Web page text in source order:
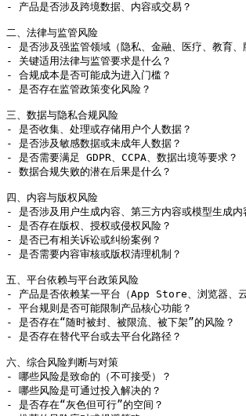
- 产品是否涉及跨境数据、内容或交易？
二、法律与监管风险
- 是否涉及强监管领域（隐私、金融、医疗、教育、
- 关键适用法律与监管要求是什么？
- 合规成本是否可能成为进入门槛？
- 是否存在监管政策变化风险？
三、数据与隐私合规风险
- 是否收集、处理或存储用户个人数据？
- 是否涉及敏感数据或未成年人数据？
- 是否需要满足 GDPR、CCPA、数据出境等要求？
- 数据合规失败的潜在后果是什么？
四、内容与版权风险
- 是否涉及用户生成内容、第三方内容或模型生成内
- 是否存在版权、授权或侵权风险？
- 是否已有相关诉讼或纠纷案例？
- 是否需要内容审核或版权清理机制？
五、平台依赖与平台政策风险
- 产品是否依赖某一平台（App Store、浏览器、
- 平台规则是否可能限制产品核心功能？
- 是否存在“随时被封、被限流、被下架”的风险？
- 是否存在替代平台或去平台化路径？
六、综合风险判断与对策
- 哪些风险是致命的（不可接受）？
- 哪些风险是可通过投入解决的？
- 是否存在“灰色但可行”的空间？